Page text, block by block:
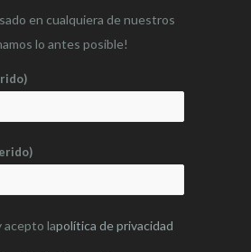
en cualquiera de nuestros
lo antes posible!
acepto lapolítica de privacidad